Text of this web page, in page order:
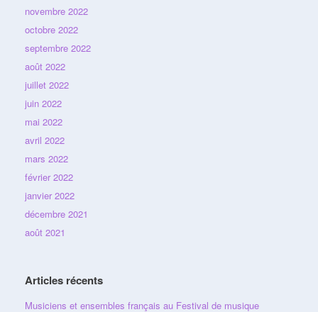
novembre 2022
octobre 2022
septembre 2022
août 2022
juillet 2022
juin 2022
mai 2022
avril 2022
mars 2022
février 2022
janvier 2022
décembre 2021
août 2021
Articles récents
Musiciens et ensembles français au Festival de musique